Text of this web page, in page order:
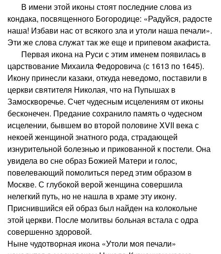
В имени этой иконы стоят последние слова из
кондака, посвященного Богородице: «Радуйся, радосте
наша! Избави нас от всякого зла и утоли наша печали».
Эти же слова служат так же еще и припевом акафиста.
Первая икона на Руси с этим именем появилась в
царствование Михаила Федоровича (с 1613 по 1645).
Икону принесли казаки, откуда неведомо, поставили в
церкви святителя Николая, что на Пупышах в
Замоскворечье. Счет чудесным исцелениям от иконы
бесконечен. Предание сохранило память о чудесном
исцелении, бывшем во второй половине XVII века с
некоей женщиной знатного рода, страдающей
изнурительной болезнью и прикованной к постели. Она
увидела во сне образ Божией Матери и голос,
повелевающий помолиться перед этим образом в
Москве. С глубокой верой женщина совершила
нелегкий путь, но не нашла в храме эту икону.
Приснившийся ей образ был найден на колокольне
этой церкви. После молитвы больная встала с одра
совершенно здоровой.
Ныне чудотворная икона «Утоли моя печали»